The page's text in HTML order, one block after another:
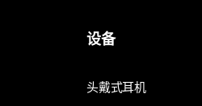
设备
头戴式耳机